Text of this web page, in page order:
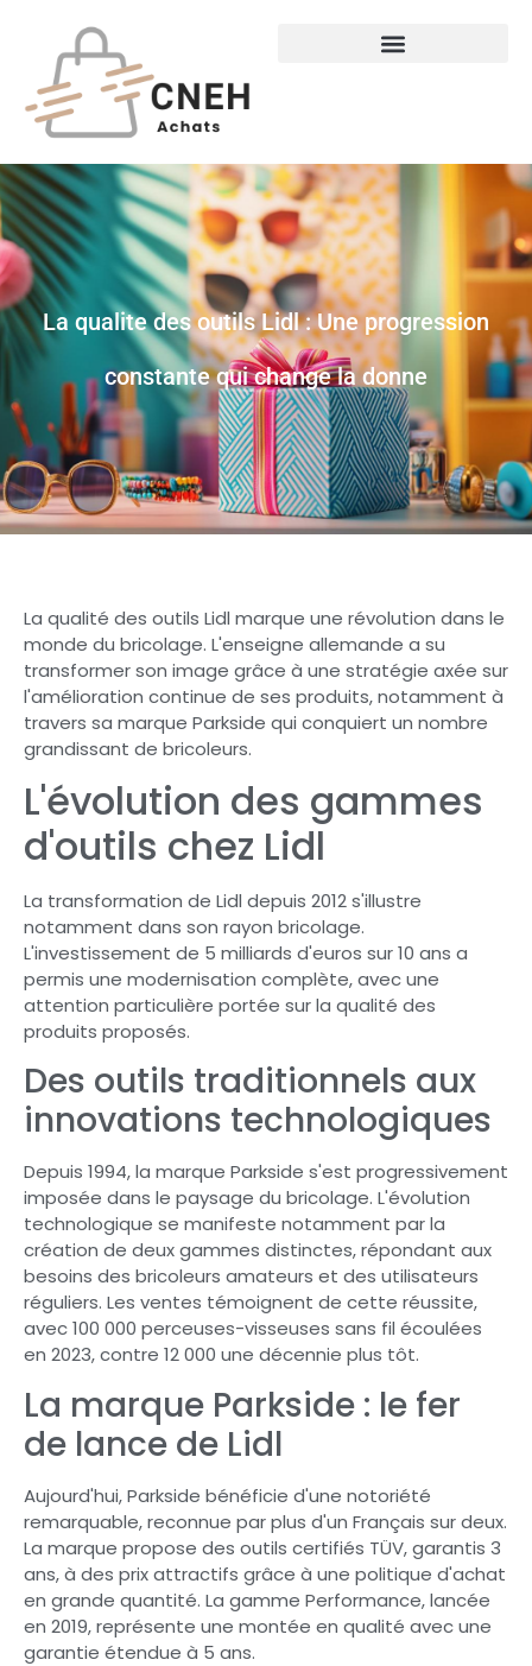
La qualite des outils Lidl : Une progression
constante qui change la donne
La qualité des outils Lidl marque une révolution dans le
monde du bricolage. L'enseigne allemande a su
transformer son image grâce à une stratégie axée sur
l'amélioration continue de ses produits, notamment à
travers sa marque Parkside qui conquiert un nombre
grandissant de bricoleurs.
L'évolution des gammes
d'outils chez Lidl
La transformation de Lidl depuis 2012 s'illustre
notamment dans son rayon bricolage.
L'investissement de 5 milliards d'euros sur 10 ans a
permis une modernisation complète, avec une
attention particulière portée sur la qualité des
produits proposés.
Des outils traditionnels aux
innovations technologiques
Depuis 1994, la marque Parkside s'est progressivement
imposée dans le paysage du bricolage. L'évolution
technologique se manifeste notamment par la
création de deux gammes distinctes, répondant aux
besoins des bricoleurs amateurs et des utilisateurs
réguliers. Les ventes témoignent de cette réussite,
avec 100 000 perceuses-visseuses sans fil écoulées
en 2023, contre 12 000 une décennie plus tôt.
La marque Parkside : le fer
de lance de Lidl
Aujourd'hui, Parkside bénéficie d'une notoriété
remarquable, reconnue par plus d'un Français sur deux.
La marque propose des outils certifiés TÜV, garantis 3
ans, à des prix attractifs grâce à une politique d'achat
en grande quantité. La gamme Performance, lancée
en 2019, représente une montée en qualité avec une
garantie étendue à 5 ans.